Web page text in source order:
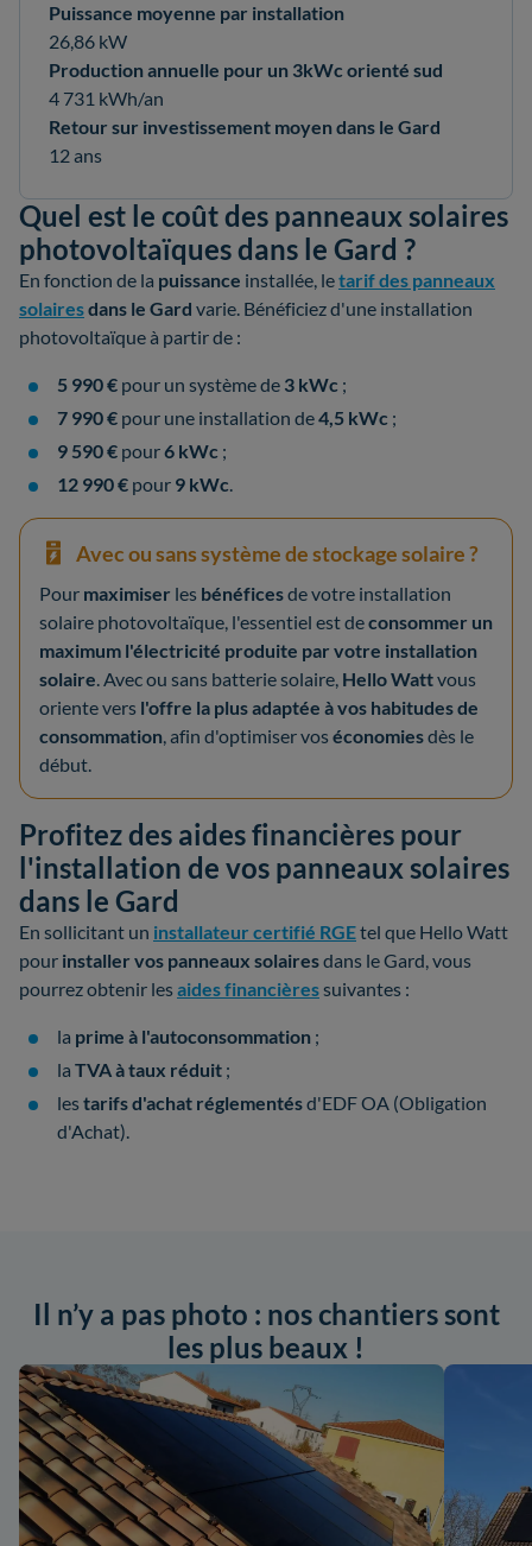
Puissance moyenne par installation
26,86 kW
Production annuelle pour un 3kWc orienté sud
4 731 kWh/an
Retour sur investissement moyen dans le Gard
12 ans
Quel est le coût des panneaux solaires
photovoltaïques dans le Gard ?
En fonction de la puissance installée, letarif des panneaux
solairesdans le Gard varie. Bénéficiez d'une installation
photovoltaïque à partir de :
5 990 € pour un système de 3 kWc ;
7 990 € pour une installation de4,5 kWc ;
9 590 € pour6 kWc ;
12 990 € pour 9 kWc.
Avec ou sans système de stockage solaire ?
Pour maximiser les bénéficesde votre installation
solaire photovoltaïque, l'essentiel est deconsommer un
maximum l'électricité produite par votre installation
solaire. Avec ou sans batterie solaire, Hello Wattvous
oriente vers l'offre la plus adaptée à vos habitudes de
consommation, afin d'optimiser voséconomiesdès le
début.
Profitez des aides financières pour
l'installation de vos panneaux solaires
dans le Gard
En sollicitant un installateur certifié RGEtel que Hello Watt
pour installer vos panneaux solairesdans le Gard, vous
pourrez obtenir lesaides financièressuivantes :
la prime à l'autoconsommation ;
la TVA à taux réduit ;
lestarifs d'achat réglementésd'EDF OA (Obligation
d'Achat).
Il n’y a pas photo : nos chantiers sont
les plus beaux !